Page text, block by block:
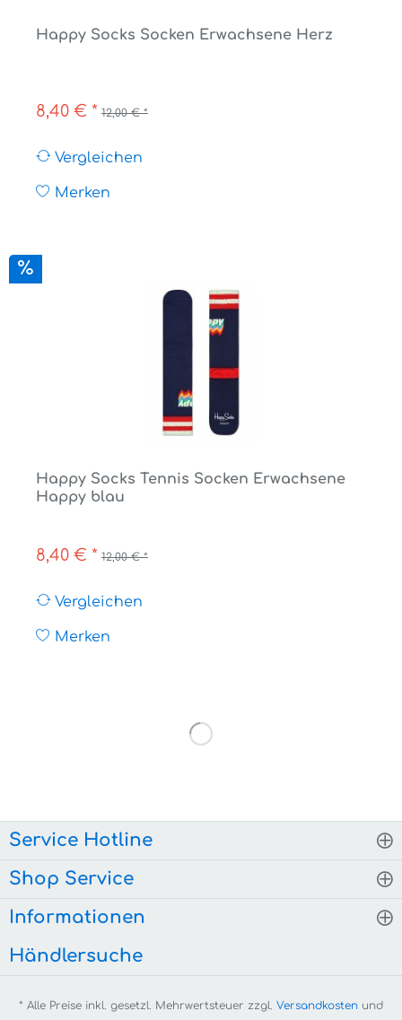
Happy Socks Socken Erwachsene Herz
8,40 € * 12,00 € *
Vergleichen
Merken
Happy Socks Tennis Socken Erwachsene
Happy blau
8,40 € * 12,00 € *
Vergleichen
Merken
Service Hotline
Shop Service
Informationen
Händlersuche
* Alle Preise inkl. gesetzl. Mehrwertsteuer zzgl. Versandkosten und